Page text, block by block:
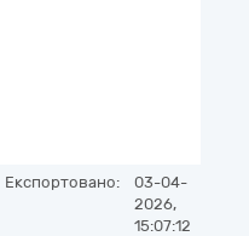
Експортовано:
03-04-
2026,
15:07:12